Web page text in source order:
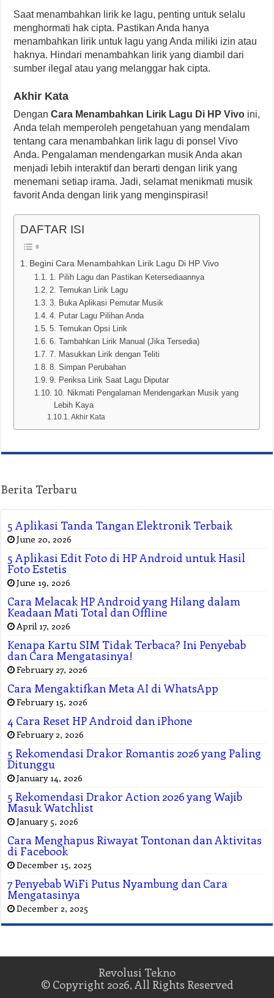
Saat menambahkan lirik ke lagu, penting untuk selalu
menghormati hak cipta. Pastikan Anda hanya
menambahkan lirik untuk lagu yang Anda miliki izin atau
haknya. Hindari menambahkan lirik yang diambil dari
sumber ilegal atau yang melanggar hak cipta.
Akhir Kata
DenganCara Menambahkan Lirik Lagu Di HP Vivo ini,
Anda telah memperoleh pengetahuan yang mendalam
tentang cara menambahkan lirik lagu di ponsel Vivo
Anda. Pengalaman mendengarkan musik Anda akan
menjadi lebih interaktif dan berarti dengan lirik yang
menemani setiap irama. Jadi, selamat menikmati musik
favorit Anda dengan lirik yang menginspirasi!
DAFTAR ISI
Begini Cara Menambahkan Lirik Lagu Di HP Vivo
1. Pilih Lagu dan Pastikan Ketersediaannya
2. Temukan Lirik Lagu
3. Buka Aplikasi Pemutar Musik
4. Putar Lagu Pilihan Anda
5. Temukan Opsi Lirik
6. Tambahkan Lirik Manual (Jika Tersedia)
7. Masukkan Lirik dengan Teliti
8. Simpan Perubahan
9. Periksa Lirik Saat Lagu Diputar
10. Nikmati Pengalaman Mendengarkan Musik yang
Lebih Kaya
Akhir Kata
Berita Terbaru
5 Aplikasi Tanda Tangan Elektronik Terbaik
June 20, 2026
5 Aplikasi Edit Foto di HP Android untuk Hasil
Foto Estetis
June 19, 2026
Cara Melacak HP Android yang Hilang dalam
Keadaan Mati Total dan Offline
April 17, 2026
Kenapa Kartu SIM Tidak Terbaca? Ini Penyebab
dan Cara Mengatasinya!
February 27, 2026
Cara Mengaktifkan Meta AI di WhatsApp
February 15, 2026
4 Cara Reset HP Android dan iPhone
February 2, 2026
5 Rekomendasi Drakor Romantis 2026 yang Paling
Ditunggu
January 14, 2026
5 Rekomendasi Drakor Action 2026 yang Wajib
Masuk Watchlist
January 5, 2026
Cara Menghapus Riwayat Tontonan dan Aktivitas
di Facebook
December 15, 2025
7 Penyebab WiFi Putus Nyambung dan Cara
Mengatasinya
December 2, 2025
Revolusi Tekno
© Copyright 2026, All Rights Reserved